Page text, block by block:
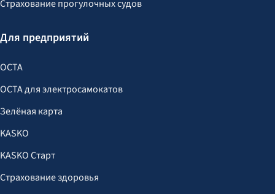
Страхование прогулочных судов
Для предприятий
OCTA
OCTA для электросамокатов
Зелёная карта
KASKO
KASKO Старт
Страхование здоровья